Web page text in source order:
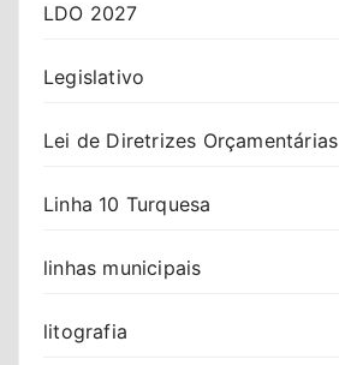
LDO 2027
Legislativo
Lei de Diretrizes Orçamentárias
Linha 10 Turquesa
linhas municipais
litografia